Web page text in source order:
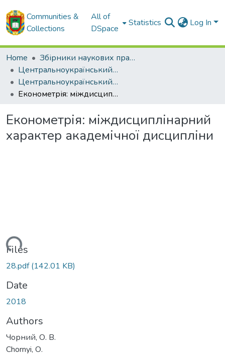
Communities &
Collections
All of
DSpace
Statistics Log In
Home
Збірники наукових праць ЦНТУ
Центральноукраїнський науковий вісник. Економічні науки.
Центральноукраїнський науковий вісник. Економічні науки. Випуск 1. - 2018
Економетрія: міждисциплінарний характер академічної дисципліни
Економетрія: міждисциплінарний
характер академічної дисципліни
Files
28.pdf(142.01 KB)
Date
2018
Authors
Чорний, О. В.
Chornyi, О.